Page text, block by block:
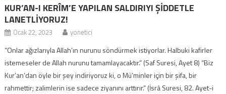
KUR’AN-I KERÎM’E YAPILAN SALDIRIYI ŞİDDETLE
LANETLİYORUZ!
Ocak 22, 2023 yonetici
“Onlar ağızlarıyla Allah’ın nurunu söndürmek istiyorlar. Halbuki kafirler
istemeseler de Allah nurunu tamamlayacaktır.” (Saf Suresi, Ayet 8) “Biz
Kur’an’dan öyle bir şey indiriyoruz ki, o Mü’minler için bir şifa, bir
rahmettir; zalimlerin ise sadece ziyanını arttırır.” (İsrâ Suresi, 82. Ayet-i